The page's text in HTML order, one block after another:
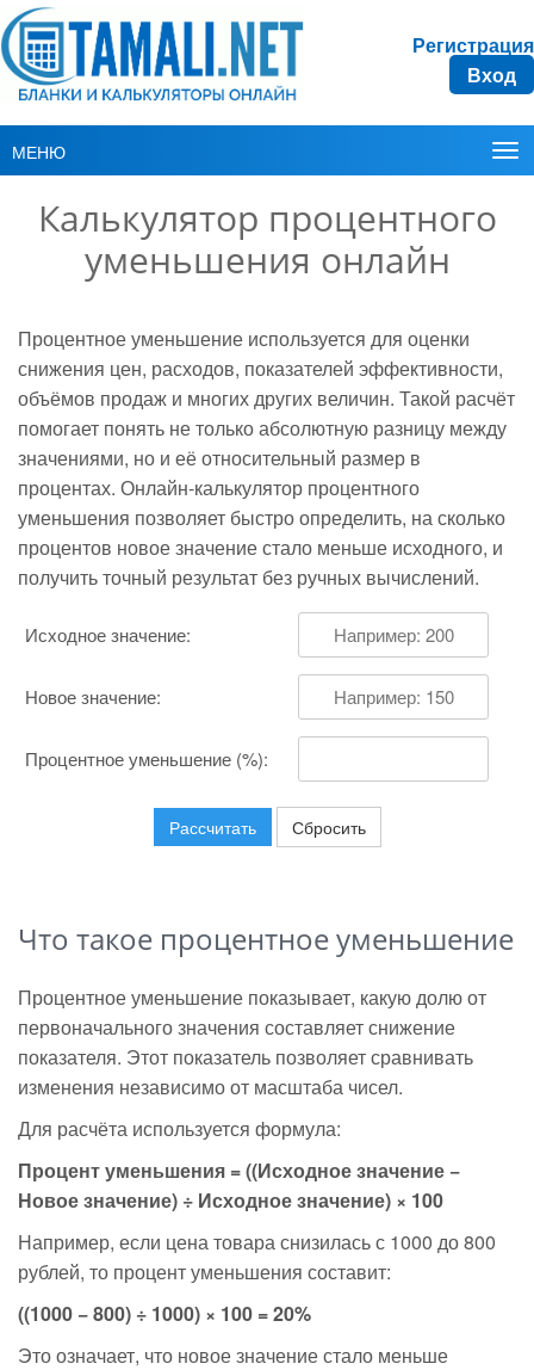
Регистрация
Вход
МЕНЮ
Калькулятор процентного
уменьшения онлайн
Процентное уменьшение используется для оценки
снижения цен, расходов, показателей эффективности,
объёмов продаж и многих других величин. Такой расчёт
помогает понять не только абсолютную разницу между
значениями, но и её относительный размер в
процентах. Онлайн-калькулятор процентного
уменьшения позволяет быстро определить, на сколько
процентов новое значение стало меньше исходного, и
получить точный результат без ручных вычислений.
Исходное значение:
Новое значение:
Процентное уменьшение (%):
Рассчитать Сбросить
Что такое процентное уменьшение
Процентное уменьшение показывает, какую долю от
первоначального значения составляет снижение
показателя. Этот показатель позволяет сравнивать
изменения независимо от масштаба чисел.
Для расчёта используется формула:
Процент уменьшения = ((Исходное значение −
Новое значение) ÷ Исходное значение) × 100
Например, если цена товара снизилась с 1000 до 800
рублей, то процент уменьшения составит:
((1000 − 800) ÷ 1000) × 100 = 20%
Это означает, что новое значение стало меньше